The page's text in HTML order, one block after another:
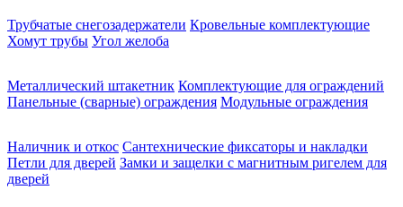
Трубчатые снегозадержатели Кровельные комплектующие
Хомут трубы Угол желоба
Металлический штакетник Комплектующие для ограждений
Панельные (сварные) ограждения Модульные ограждения
Наличник и откос Сантехнические фиксаторы и накладки
Петли для дверей Замки и защелки с магнитным ригелем для
дверей